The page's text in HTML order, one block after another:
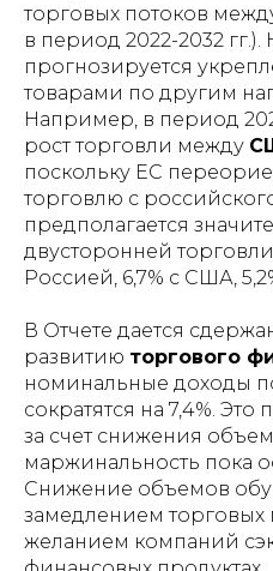
торговых потоков
в период 2022-2032 гг.).
прогнозируется
товарами по другим
Например, в период
рост торговли между
поскольку ЕС
торговлю с
предполагается
двусторонней торговли
Россией, 6,7% с США,
В Отчете дается
развитию торгового
номинальные доходы
сократятся на 7,4%.
за счет снижения
маржинальность пока
Снижение объемов
замедлением торговых
желанием компаний